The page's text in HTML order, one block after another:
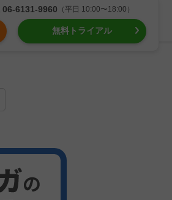
無料トライアル
06-6131-9960 （平日 10:00〜18:00）